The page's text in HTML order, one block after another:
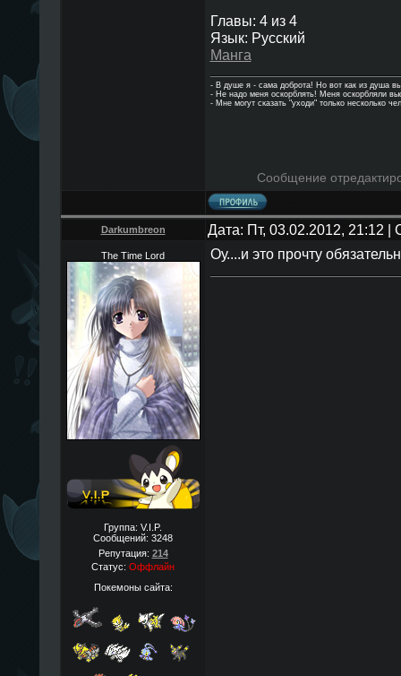
Главы: 4 из 4
Язык: Русский
Манга
- В душе я - сама доброта! Но вот как из душа
- Hе надо меня оскорблять! Меня оскорбляли
- Мне могут сказать "уходи" только несколько
Сообщение
Darkumbreon Дата: Пт, 03.02.2012, 21:12
The Time Lord
Группа: V.I.P.
Сообщений: 3248
Репутация: 214
Статус: Оффлайн
Покемоны сайта:
Оу....и это прочту